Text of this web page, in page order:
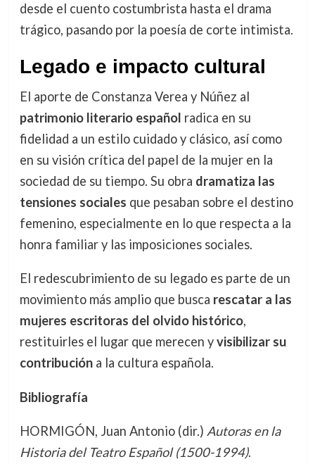
desde el cuento costumbrista hasta el drama
trágico, pasando por la poesía de corte intimista.
Legado e impacto cultural
El aporte de Constanza Verea y Núñez al
patrimonio literario español radica en su
fidelidad a un estilo cuidado y clásico, así como
en su visión crítica del papel de la mujer en la
sociedad de su tiempo. Su obra dramatiza las
tensiones sociales que pesaban sobre el destino
femenino, especialmente en lo que respecta a la
honra familiar y las imposiciones sociales.
El redescubrimiento de su legado es parte de un
movimiento más amplio que busca rescatar a las
mujeres escritoras del olvido histórico,
restituirles el lugar que merecen yvisibilizar su
contribucióna la cultura española.
Bibliografía
HORMIGÓN, Juan Antonio (dir.) Autoras en la
Historia del Teatro Español (1500-1994).